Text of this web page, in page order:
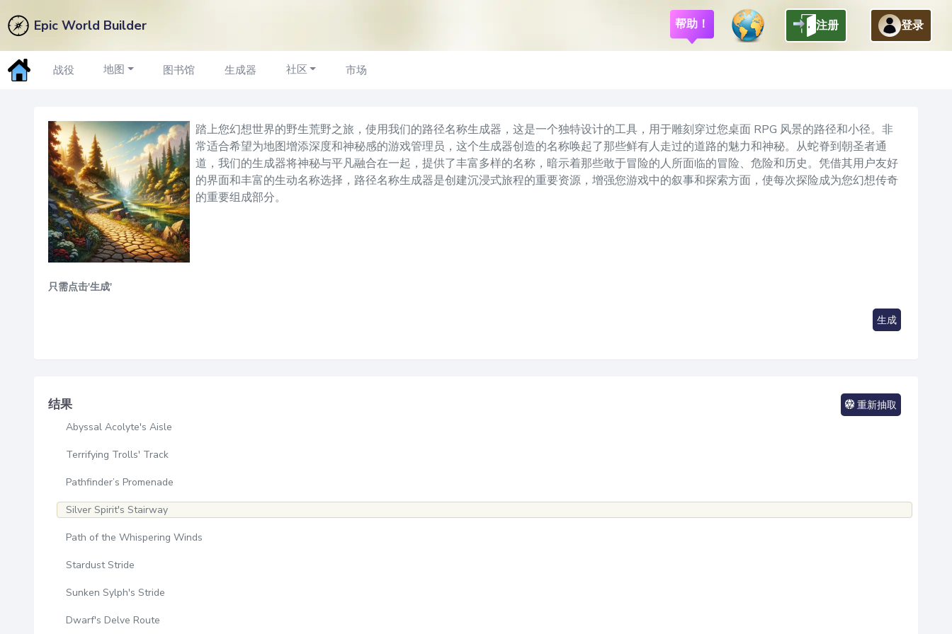
Epic World Builder 帮助！ 注册 登录
战役 地图 图书馆 生成器 社区 市场
小道名称生成器
返回
踏上您幻想世界的野生荒野之旅，使用我们的路径名称生成器，这是一个独特设计的工具，用于雕刻穿过您桌面 RPG 风景的路径和小径。非
常适合希望为地图增添深度和神秘感的游戏管理员，这个生成器创造的名称唤起了那些鲜有人走过的道路的魅力和神秘。从蛇脊到朝圣者通
道，我们的生成器将神秘与平凡融合在一起，提供了丰富多样的名称，暗示着那些敢于冒险的人所面临的冒险、危险和历史。凭借其用户友好
的界面和丰富的生动名称选择，路径名称生成器是创建沉浸式旅程的重要资源，增强您游戏中的叙事和探索方面，使每次探险成为您幻想传奇
的重要组成部分。
只需点击'生成'
生成
结果
重新抽取
Abyssal Acolyte's Aisle
Terrifying Trolls' Track
Pathfinder’s Promenade
Silver Spirit's Stairway
Path of the Whispering Winds
Stardust Stride
Sunken Sylph's Stride
Dwarf's Delve Route